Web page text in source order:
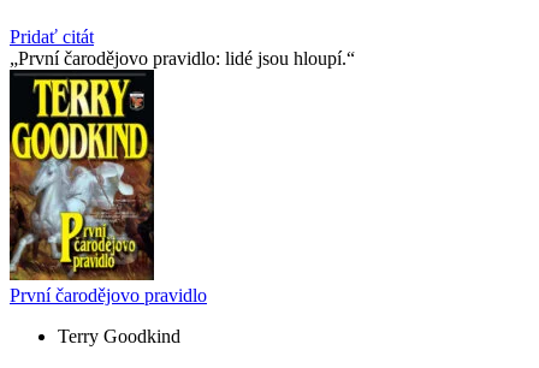
Pridať citát
První čarodějovo pravidlo: lidé jsou hloupí.
První čarodějovo pravidlo
Terry Goodkind